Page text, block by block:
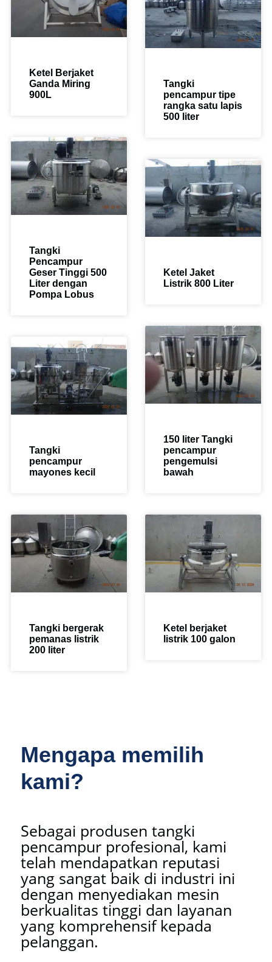
Ketel Berjaket
Ganda Miring
900L
Tangki
pencampur tipe
rangka satu lapis
500 liter
Tangki
Pencampur
Geser Tinggi 500
Liter dengan
Pompa Lobus
Ketel Jaket
Listrik 800 Liter
Tangki
pencampur
mayones kecil
150 liter Tangki
pencampur
pengemulsi
bawah
Tangki bergerak
pemanas listrik
200 liter
Ketel berjaket
listrik 100 galon
Mengapa memilih
kami?
Sebagai produsen tangki
pencampur profesional, kami
telah mendapatkan reputasi
yang sangat baik di industri ini
dengan menyediakan mesin
berkualitas tinggi dan layanan
yang komprehensif kepada
pelanggan.